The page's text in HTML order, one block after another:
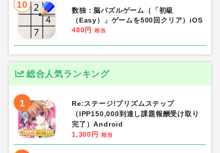
10
数独：脳パズルゲーム（「初級
（Easy）」ゲームを500回クリア）iOS
480円
相当
総合人気ランキング
1
Re:ステージ!プリズムステップ
（IPP150,000到達し課題報酬受け取り
完了）Android
1,300円
相当